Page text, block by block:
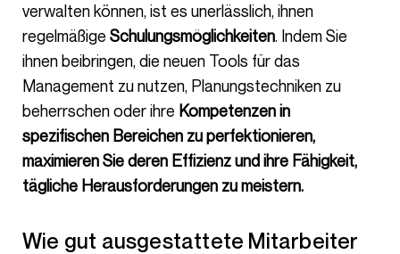
verwalten können, ist es unerlässlich, ihnen
regelmäßige Schulungsmöglichkeiten. Indem Sie
ihnen beibringen, die neuen Tools für das
Management zu nutzen, Planungstechniken zu
beherrschen oder ihre Kompetenzen in
spezifischen Bereichen zu perfektionieren,
maximieren Sie deren Effizienzund ihre Fähigkeit,
tägliche Herausforderungen zu meistern.
Wie gut ausgestattete Mitarbeiter